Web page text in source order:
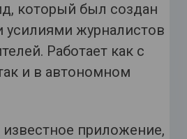
который был создан
журналистов
Работает как с
и в автономном
известное приложение,